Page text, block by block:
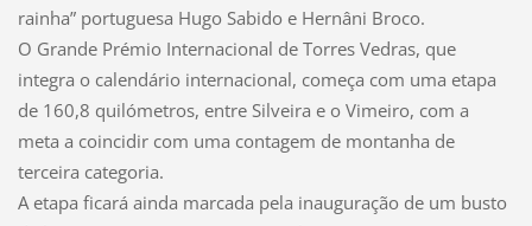
rainha” portuguesa Hugo Sabido e Hernâni Broco.
O Grande Prémio Internacional de Torres Vedras, que
integra o calendário internacional, começa com uma etapa
de 160,8 quilómetros, entre Silveira e o Vimeiro, com a
meta a coincidir com uma contagem de montanha de
terceira categoria.
A etapa ficará ainda marcada pela inauguração de um busto